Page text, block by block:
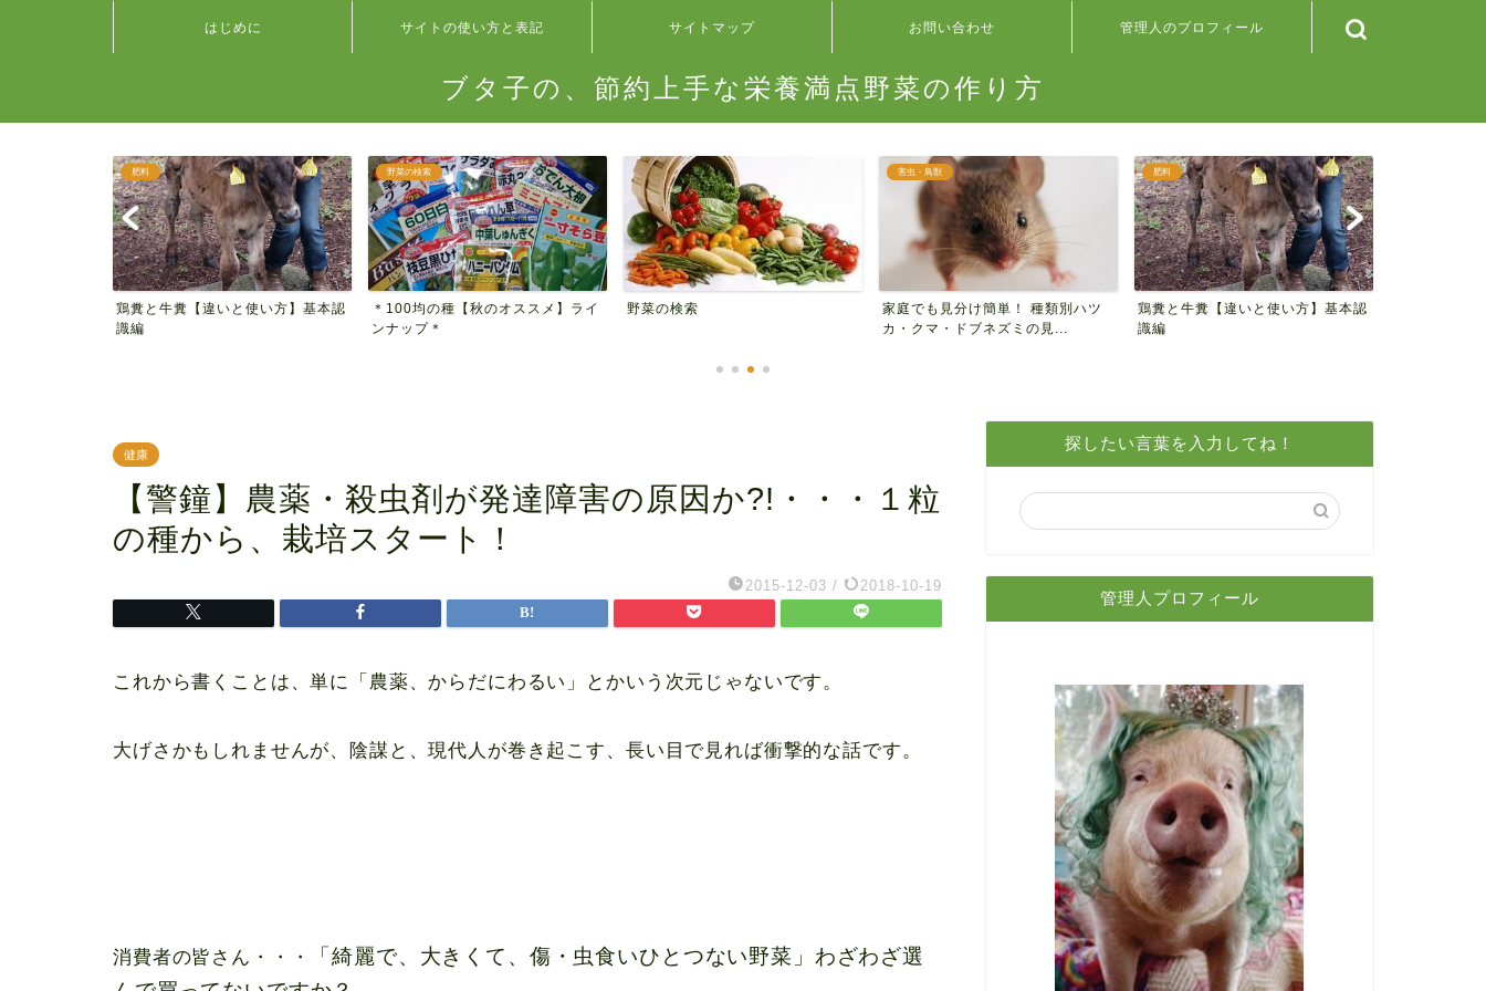
はじめに サイトの使い方と表記 サイトマップ お問い合わせ 管理人のプロフィール
ブタ子の、節約上手な栄養満点野菜の作り方
肥料
鶏糞と牛糞【違いと使い方】基本認
識編
野菜の検索
＊100均の種【秋のオススメ】ライ
ンナップ＊
野菜の検索
害虫・鳥獣
家庭でも見分け簡単！ 種類別ハツ
カ・クマ・ドブネズミの見...
肥料
鶏糞と牛糞【違いと使い方】基本認
識編
健康
【警鐘】農薬・殺虫剤が発達障害の原因か?!・・・１粒
の種から、栽培スタート！
2015-12-03 / 2018-10-19
これから書くことは、単に「農薬、からだにわるい」とかいう次元じゃないです。
大げさかもしれませんが、陰謀と、現代人が巻き起こす、長い目で見れば衝撃的な話です。
消費者の皆さん・・・ 「綺麗で、大きくて、傷・虫食いひとつない野菜」 わざわざ選
探したい言葉を入力してね！
管理人プロフィール